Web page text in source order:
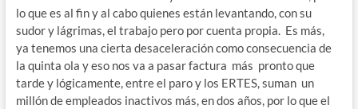
lo que es al fin y al cabo quienes están levantando, con su
sudor y lágrimas, el trabajo pero por cuenta propia. Es más,
ya tenemos una cierta desaceleración como consecuencia de
la quinta ola y eso nos va a pasar factura más pronto que
tarde y lógicamente, entre el paro y los ERTES, suman un
millón de empleados inactivos más, en dos años, por lo que el